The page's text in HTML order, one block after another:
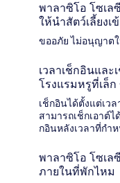
พาลาซิโอ โซเล
ให้นำสัตว์เลี้ยงเ
ขออภัย ไม่อนุญาต
เวลาเช็กอินและ
โรงแรมหรูที่เล็ก
เช็กอินได้ตั้งแต่เว
สามารถเช็กเอาต์
กอินหลังเวลาที่กำ
พาลาซิโอ โซเล
ภายในที่พักไหม